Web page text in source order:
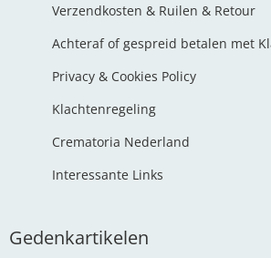
Verzendkosten & Ruilen & Retour
Achteraf of gespreid betalen met
Privacy & Cookies Policy
Klachtenregeling
Crematoria Nederland
Interessante Links
Gedenkartikelen